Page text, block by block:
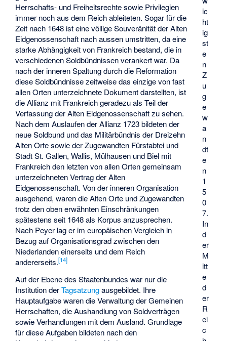
ic
ht
ig
st
e
n
Z
u
g
e
w
a
n
dt
e
n
1
5
0
7.
In
d
er
M
itt
e
d
er
R
ei
c
Herrschafts- und Freiheitsrechte sowie Privilegien
immer noch aus dem Reich ableiteten. Sogar für die
Zeit nach 1648 ist eine völlige Souveränität der Alten
Eidgenossenschaft nach aussen umstritten, da eine
starke Abhängigkeit von Frankreich bestand, die in
verschiedenen Soldbündnissen verankert war. Da
nach der inneren Spaltung durch die Reformation
diese Soldbündnisse zeitweise das einzige von fast
allen Orten unterzeichnete Dokument darstellten, ist
die Allianz mit Frankreich geradezu als Teil der
Verfassung der Alten Eidgenossenschaft zu sehen.
Nach dem Auslaufen der Allianz 1723 bildeten der
neue Soldbund und das Militärbündnis der Dreizehn
Alten Orte sowie der Zugewandten Fürstabtei und
Stadt St. Gallen, Wallis, Mülhausen und Biel mit
Frankreich den letzten von allen Orten gemeinsam
unterzeichneten Vertrag der Alten
Eidgenossenschaft. Von der inneren Organisation
ausgehend, waren die Alten Orte und Zugewandten
trotz den oben erwähnten Einschränkungen
spätestens seit 1648 als Korpus anzusprechen.
Nach Peyer lag er im europäischen Vergleich in
Bezug auf Organisationsgrad zwischen den
Niederlanden einerseits und dem Reich
andererseits.[14]
Auf der Ebene des Staatenbundes war nur die
Institution derTagsatzungausgebildet. Ihre
Hauptaufgabe waren die Verwaltung der Gemeinen
Herrschaften, die Aushandlung von Soldverträgen
sowie Verhandlungen mit dem Ausland. Grundlage
für diese Aufgaben bildeten nach den